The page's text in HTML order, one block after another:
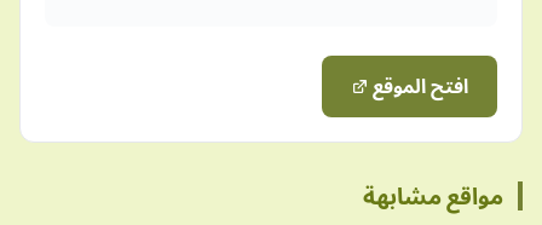
افتح الموقع
مواقع مشابهة